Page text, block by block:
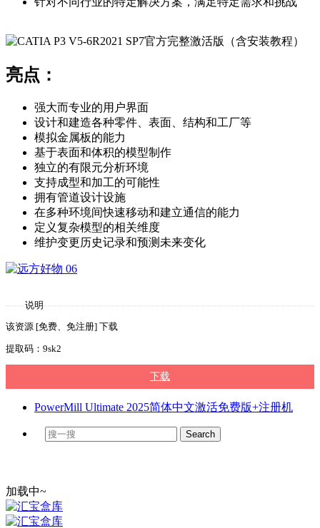
亮点：
强大而专业的用户界面
设计和建造各种零件、表面、结构和工厂等
模拟金属板的能力
基于表面和体积的模型制作
独立的有限元分析环境
支持成型和加工的可能性
拥有管道设计设施
在多种环境间快速移动和建立通信的能力
定义复杂模型的相关维度
维护变更历史记录和预测未来变化
说明
该资源 [免费、免注册] 下载
提取码：9sk2
下载
PowerMill Ultimate 2025简体中文激活免费版+注册机
加载中~